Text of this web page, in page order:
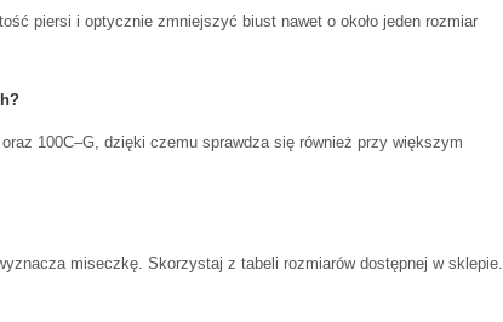
piersi i optycznie zmniejszyć biust nawet o około jeden rozmiar
100C–G, dzięki czemu sprawdza się również przy większym
miseczkę. Skorzystaj z tabeli rozmiarów dostępnej w sklepie.